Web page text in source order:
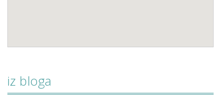
iz bloga